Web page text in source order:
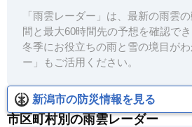
「雨雲レーダー」は、最新の雨雲
間と最大60時間先の予想を確認でき
冬季にお役立ちの雨と雪の境目が
ー」もご活用ください。
新潟市の防災情報を見る
市区町村別の雨雲レーダー